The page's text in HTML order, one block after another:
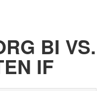
BI VS.
IF